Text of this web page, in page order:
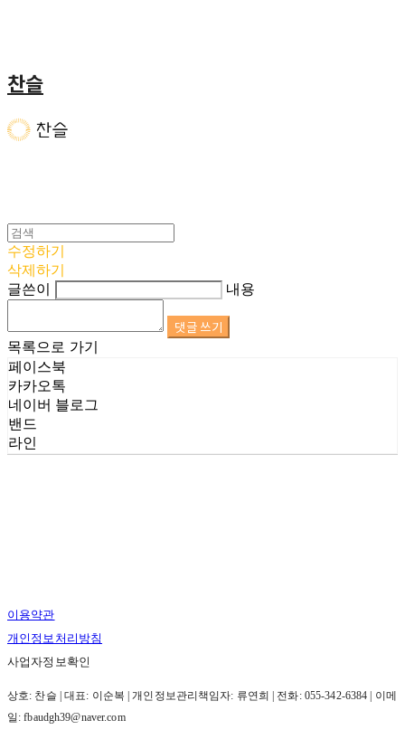
찬슬
수정하기
삭제하기
글쓴이
내용
댓글 쓰기
목록으로 가기
페이스북
카카오톡
네이버 블로그
밴드
라인
이용약관
개인정보처리방침
사업자정보확인
상호: 찬슬 | 대표: 이순복 | 개인정보관리책임자: 류연희 | 전화: 055-342-6384 | 이메
일: fbaudgh39@naver.com